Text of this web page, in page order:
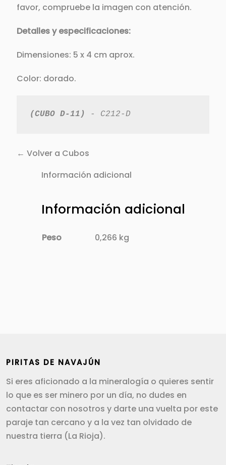
favor, compruebe la imagen con atención.
Detalles y especificaciones:
Dimensiones: 5 x 4 cm aprox.
Color: dorado.
(CUBO D-11) - C212-D
← Volver a Cubos
Información adicional
Información adicional
Peso 0,266 kg
PIRITAS DE NAVAJÚN
Si eres aficionado a la mineralogía o quieres sentir
lo que es ser minero por un día, no dudes en
contactar con nosotros y darte una vuelta por este
paraje tan cercano y a la vez tan olvidado de
nuestra tierra (La Rioja).